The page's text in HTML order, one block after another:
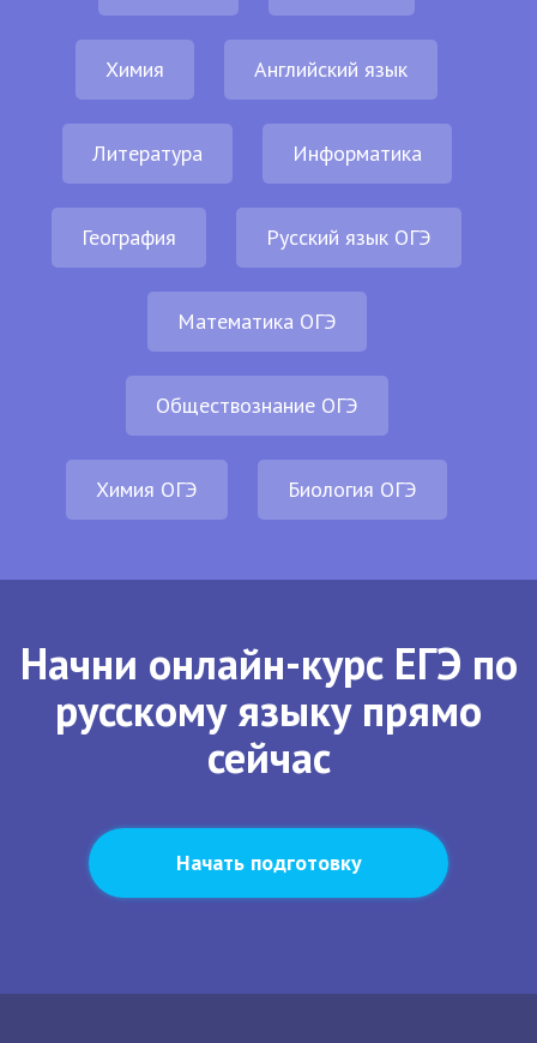
Химия Английский язык
Литература Информатика
География Русский язык ОГЭ
Математика ОГЭ
Обществознание ОГЭ
Химия ОГЭ Биология ОГЭ
Начни онлайн-курс ЕГЭ по
русскому языку прямо
сейчас
Начать подготовку